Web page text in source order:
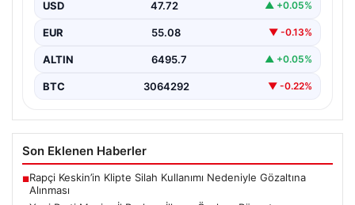
ALTIN 6495.7 ▲ +0.05%
BTC 3064292 ▼ -0.22%
Alınması
■Yeni Parti Manisa İl Başkanı İlksen Özalper Rüşvet
Soruşturması Kapsamında Gözaltına Alındı
FED faiz kararı ne zaman açıklanacak? Nisan ayı faiz
beklentisi belli oldu